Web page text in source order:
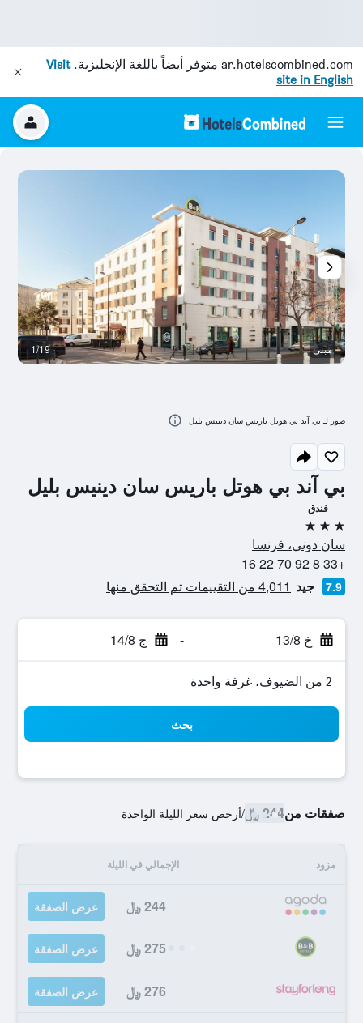
ar.hotelscombined.com متوفر أيضاً باللغة الإنجليزية.Visit
site in English
بي آند بي هوتل باريس سان دينيس بليل
فندق
3 نجوم
سان دوني، فرنسا
+33 8 92 70 22 16
7.9 جيد 4,011 من التقييمات تم التحقق منها
خ 13/8 - ج 14/8
2 من الضيوف، غرفة واحدة
بحث
صفقات من244 ﷼ /أرخص سعر الليلة الواحدة
مزود الإجمالي في الليلة
244 ﷼ عرض الصفقة
275 ﷼ عرض الصفقة
276 ﷼ عرض الصفقة
مبنى 1/19
صور لـ بي آند بي هوتل باريس سان دينيس بليل